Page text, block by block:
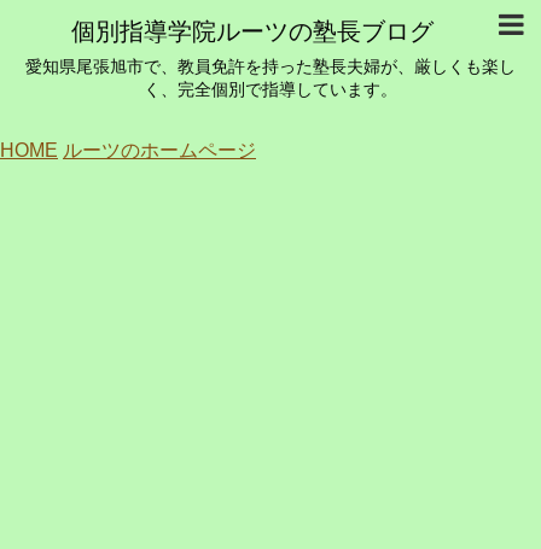
個別指導学院ルーツの塾長ブログ
愛知県尾張旭市で、教員免許を持った塾長夫婦が、厳しくも楽し
く、完全個別で指導しています。
HOME ルーツのホームページ